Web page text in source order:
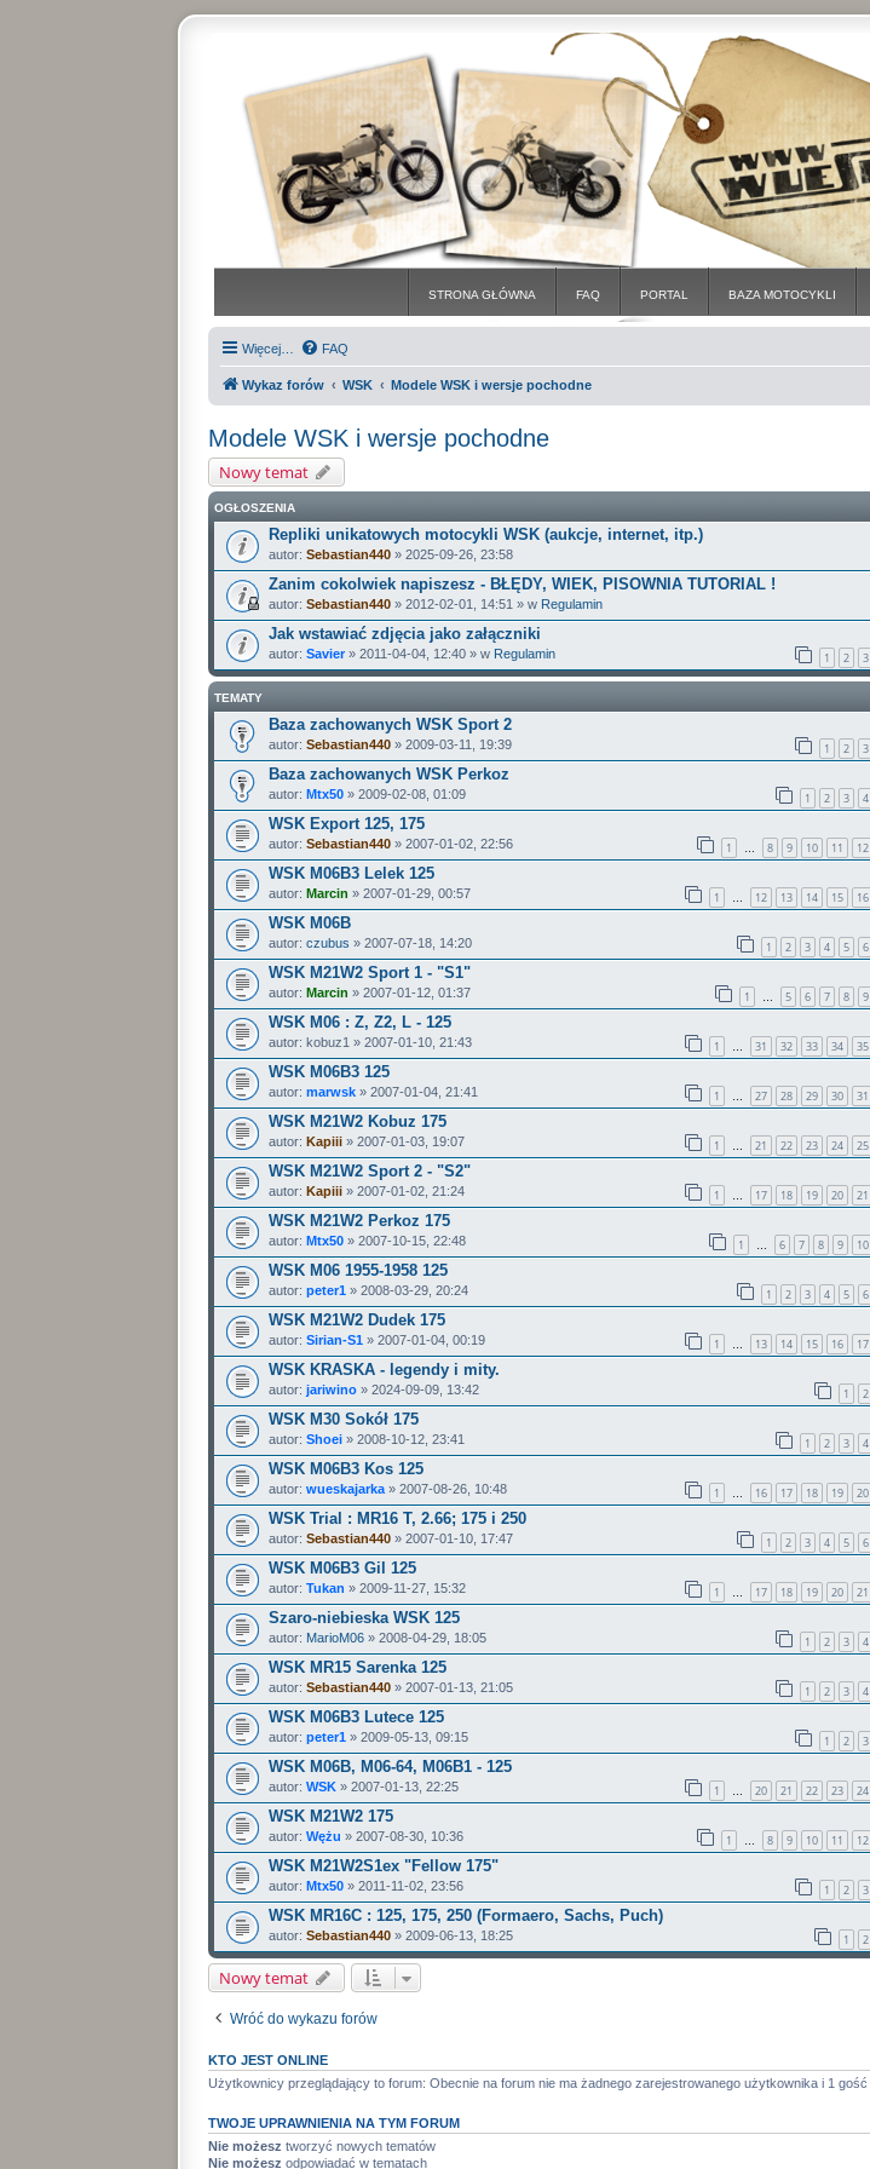
STRONA GŁÓWNA FAQ PORTAL BAZA MOTOCYKLI
Więcej… FAQ
Wykaz forów WSK Modele WSK i wersje pochodne
Modele WSK i wersje pochodne
Nowy temat
OGŁOSZENIA
Repliki unikatowych motocykli WSK (aukcje, internet, itp.)
autor: Sebastian440 » 2025-09-26, 23:58
Zanim cokolwiek napiszesz - BŁĘDY, WIEK, PISOWNIA TUTORIAL !
autor: Sebastian440 » 2012-02-01, 14:51 » w Regulamin
Jak wstawiać zdjęcia jako załączniki
autor: Savier» 2011-04-04, 12:40 » w Regulamin 1 2 3
TEMATY
Baza zachowanych WSK Sport 2
autor: Sebastian440 » 2009-03-11, 19:39 1 2 3
Baza zachowanych WSK Perkoz
autor: Mtx50 » 2009-02-08, 01:09 1 2 3 4
WSK Export 125, 175
autor: Sebastian440 » 2007-01-02, 22:56 1 … 8 9 10 11 12
WSK M06B3 Lelek 125
autor: Marcin » 2007-01-29, 00:57 1 … 12 13 14 15 16
WSK M06B
autor: czubus » 2007-07-18, 14:20 1 2 3 4 5 6
WSK M21W2 Sport 1 - "S1"
autor: Marcin » 2007-01-12, 01:37 1 … 5 6 7 8 9
WSK M06 : Z, Z2, L - 125
autor: kobuz1 » 2007-01-10, 21:43 1 … 31 32 33 34 35
WSK M06B3 125
autor: marwsk » 2007-01-04, 21:41 1 … 27 28 29 30 31
WSK M21W2 Kobuz 175
autor: Kapiii » 2007-01-03, 19:07 1 … 21 22 23 24 25
WSK M21W2 Sport 2 - "S2"
autor: Kapiii » 2007-01-02, 21:24 1 … 17 18 19 20 21
WSK M21W2 Perkoz 175
autor: Mtx50 » 2007-10-15, 22:48 1 … 6 7 8 9 10
WSK M06 1955-1958 125
autor: peter1 » 2008-03-29, 20:24 1 2 3 4 5 6
WSK M21W2 Dudek 175
autor: Sirian-S1 » 2007-01-04, 00:19 1 … 13 14 15 16 17
WSK KRASKA - legendy i mity.
autor: jariwino » 2024-09-09, 13:42 1 2
WSK M30 Sokół 175
autor: Shoei » 2008-10-12, 23:41 1 2 3 4
WSK M06B3 Kos 125
autor: wueskajarka » 2007-08-26, 10:48 1 … 16 17 18 19 20
WSK Trial : MR16 T, 2.66; 175 i 250
autor: Sebastian440 » 2007-01-10, 17:47 1 2 3 4 5 6
WSK M06B3 Gil 125
autor: Tukan » 2009-11-27, 15:32 1 … 17 18 19 20 21
Szaro-niebieska WSK 125
autor: MarioM06 » 2008-04-29, 18:05 1 2 3 4
WSK MR15 Sarenka 125
autor: Sebastian440 » 2007-01-13, 21:05 1 2 3 4
WSK M06B3 Lutece 125
autor: peter1 » 2009-05-13, 09:15 1 2 3
WSK M06B, M06-64, M06B1 - 125
autor: WSK » 2007-01-13, 22:25 1 … 20 21 22 23 24
WSK M21W2 175
autor: Wężu » 2007-08-30, 10:36 1 … 8 9 10 11 12
WSK M21W2S1ex "Fellow 175"
autor: Mtx50 » 2011-11-02, 23:56 1 2 3
WSK MR16C : 125, 175, 250 (Formaero, Sachs, Puch)
autor: Sebastian440 » 2009-06-13, 18:25 1 2
Nowy temat
Wróć do wykazu forów
KTO JEST ONLINE
Użytkownicy przeglądający to forum: Obecnie na forum nie ma żadnego zarejestrowanego użytkownika i 1 gość
TWOJE UPRAWNIENIA NA TYM FORUM
Nie możesz tworzyć nowych tematów
Nie możesz odpowiadać w tematach